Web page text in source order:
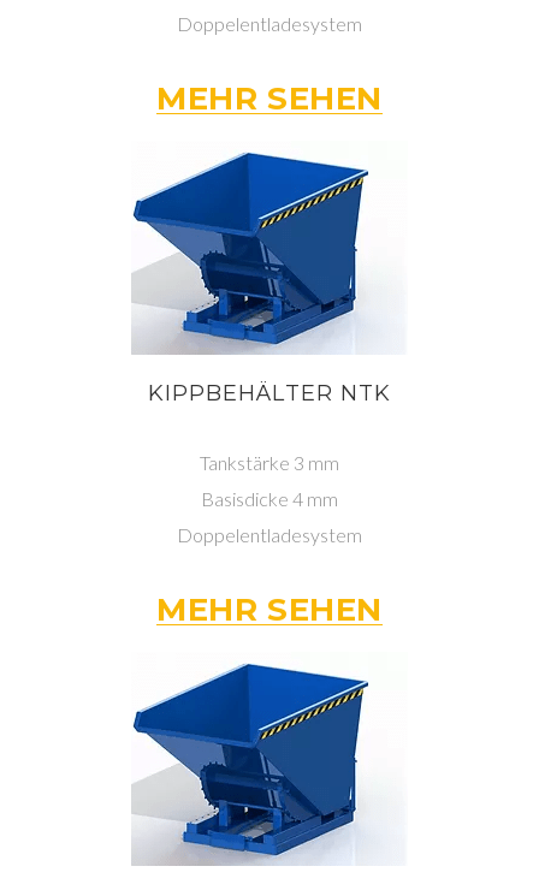
Doppelentladesystem
MEHR SEHEN
KIPPBEHÄLTER NTK
Tankstärke 3 mm
Basisdicke 4 mm
Doppelentladesystem
MEHR SEHEN